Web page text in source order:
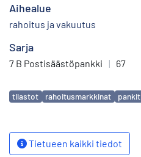
Aihealue
rahoitus ja vakuutus
Sarja
7 B Postisäästöpankki | 67
Avainsanat
tilastot rahoitusmarkkinat pankit
Tietueen kaikki tiedot